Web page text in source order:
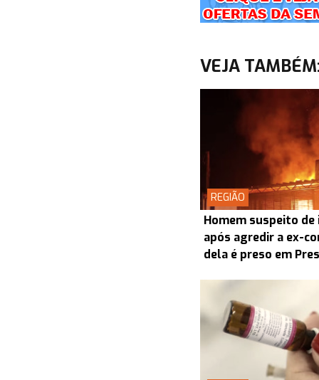
VEJA
REGIÃO
Homem suspeito de
após agredir a ex-
dela é preso em